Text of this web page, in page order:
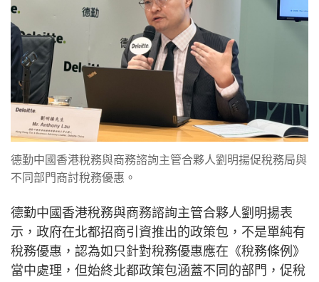
德勤中國香港稅務與商務諮詢主管合夥人劉明揚促稅務局與
不同部門商討稅務優惠。
德勤中國香港稅務與商務諮詢主管合夥人劉明揚表
示，政府在北都招商引資推出的政策包，不是單純有
稅務優惠，認為如只針對稅務優惠應在《稅務條例》
當中處理，但始終北都政策包涵蓋不同的部門，促稅